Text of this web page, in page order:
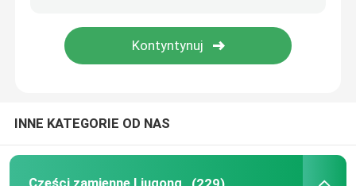
Sany Części zamienne
INNE KATEGORIE OD NAS